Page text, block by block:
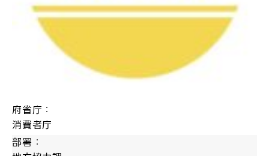
府省庁：
消費者庁
部署：